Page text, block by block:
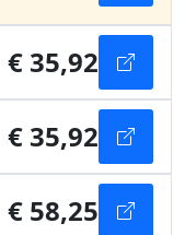
€ 35,92
€ 35,92
€ 58,25